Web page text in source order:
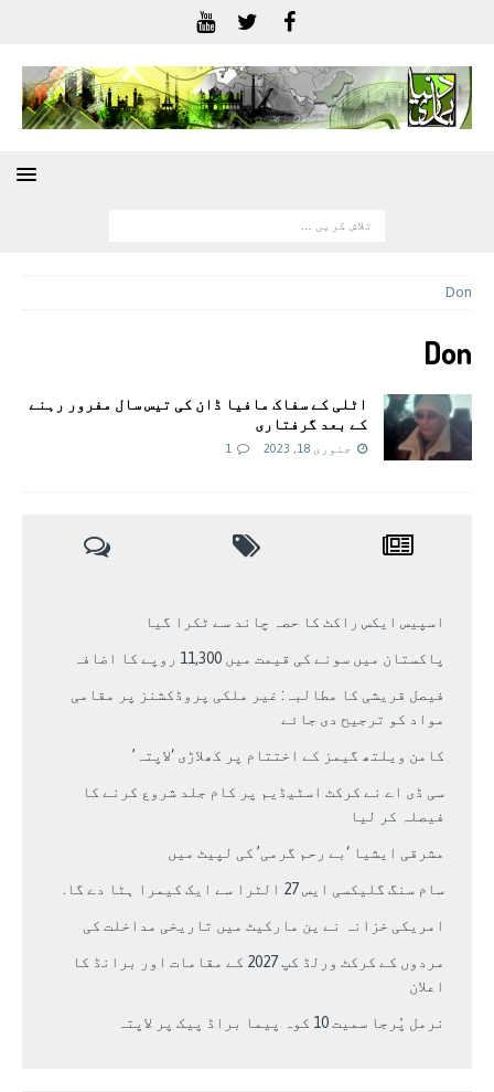
Don
Don
اٹلی کے سفاک مافیا ڈان کی تیس سال مفرور رہنے
کے بعد گرفتاری
جنوری 18, 2023 1
اسپیس ایکس راکٹ کا حصہ چاند سے ٹکرا گیا
پاکستان میں سونے کی قیمت میں 11,300 روپے کا اضافہ
فیصل قریشی کا مطالبہ: غیر ملکی پروڈکشنز پر مقامی
مواد کو ترجیح دی جائے
کامن ویلتھ گیمز کے اختتام پر کھلاڑی ‘لاپتہ’
سی ڈی اے نے کرکٹ اسٹیڈیم پر کام جلد شروع کرنے کا
فیصلہ کر لیا
مشرقی ایشیا ‘بے رحم گرمی’ کی لپیٹ میں
سام سنگ گلیکسی ایس 27 الٹرا سے ایک کیمرا ہٹا دے گا.
امریکی خزانہ نے ین مارکیٹ میں تاریخی مداخلت کی
مردوں کے کرکٹ ورلڈ کپ 2027 کے مقامات اور برانڈ کا
اعلان
نرمل پُرجا سمیت 10 کوہ پیما براڈ پیک پر لاپتہ